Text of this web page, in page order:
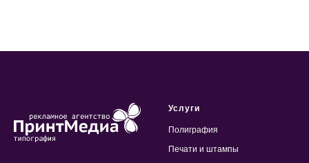
Услуги
Полиграфия
Печати и штампы